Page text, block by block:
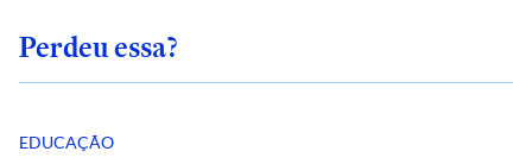
Perdeu essa?
EDUCAÇÃO